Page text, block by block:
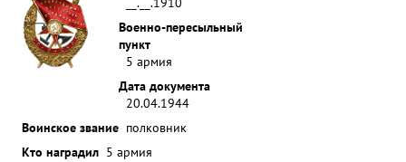
Военно-пересыльный
пункт
5 армия
Дата документа
20.04.1944
Воинское звание полковник
Кто наградил 5 армия